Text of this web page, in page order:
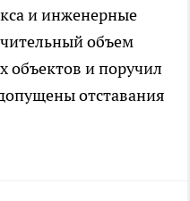
и инженерные
объем
объектов и поручил
отставания